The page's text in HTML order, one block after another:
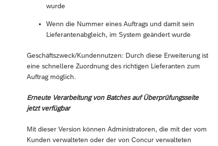
wurde
Wenn die Nummer eines Auftrags und damit sein
Lieferantenabgleich, im System geändert wurde
Geschäftszweck/Kundennutzen: Durch diese Erweiterung ist
eine schnellere Zuordnung des richtigen Lieferanten zum
Auftrag möglich.
Erneute Verarbeitung von Batches auf Überprüfungsseite
jetzt verfügbar
Mit dieser Version können Administratoren, die mit der vom
Kunden verwalteten oder der von Concur verwalteten